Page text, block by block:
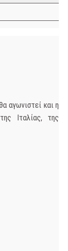
αγωνιστεί και η
Ιταλίας, της